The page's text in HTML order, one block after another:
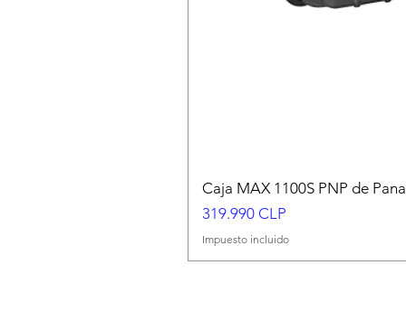
Caja MAX 1100S PNP de
Precio
319.990 CLP
Impuesto incluido